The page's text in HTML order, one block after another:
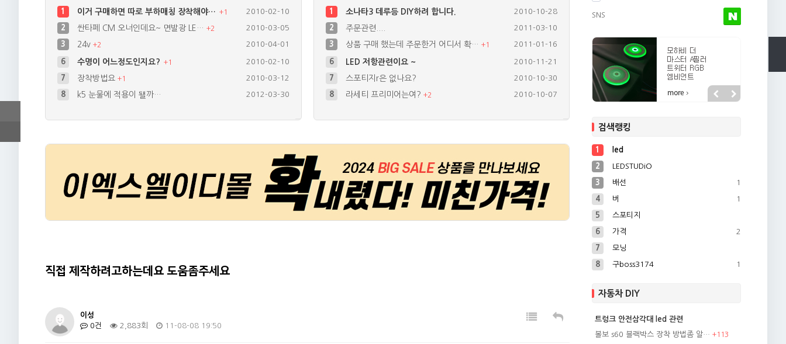
6 수명이 어느정도인지요? +1 2010-02-10
7 장착방법요 +1 2010-03-12
8 k5 눈물에 적용이 됄까… 2012-03-30
4 미등 관련 문의입니다+1 2010-02-06
2011-08-23
1 이거 구매하면 따로 부하매칭 장착해야… +1 2010-02-10
2 싼타페 CM 오너인데요~ 면발광 LE… +2 2010-03-05
3 24v +2 2010-04-01
6 LED 저항관련이요 ~ 2010-11-21
7 스포티지r은 없나요? 2010-10-30
8 라세티 프리미어는여? +2 2010-10-07
4 나누어서 사용가능한가요?+1 2011-01-07
1 소나타3 데루등 DIY하려 합니다. 2010-10-28
2 주문관련.... 2011-03-10
3 상품 구매 했는데 주문한거 어디서 확… +1 2011-01-16
직접 제작하려고하는데요 도움좀주세요
이성
0건
2,883회 11-08-08 19:50
SNS
검색랭킹
1 led
2 LEDSTUDiO
3 배선 1
4 버 1
5 스포티지
6 가격 2
7 모닝
8 구boss3174 1
자동차 DIY
트렁크 안전삼각대 led 관련
볼보 s60 블랙박스 장착 방법좀 알… +113